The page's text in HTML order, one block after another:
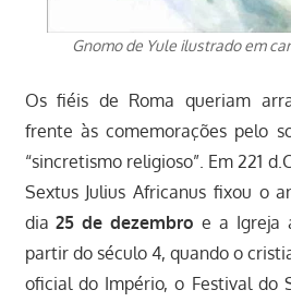
Gnomo de Yule ilustrado em
Os fiéis de Roma queriam
frente às comemorações pelo
“sincretismo religioso”. Em 221
Sextus Julius Africanus fixou o
dia25 de dezembro e a Igreja
partir do século 4, quando o
oficial do Império, o Festival do